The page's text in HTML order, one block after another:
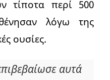
τίποτα περί 500
λόγω της
ουσίες.
αυτά